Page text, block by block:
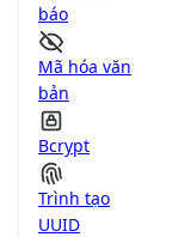
báo
Mã hóa văn
bản
Bcrypt
Trình tạo
UUID